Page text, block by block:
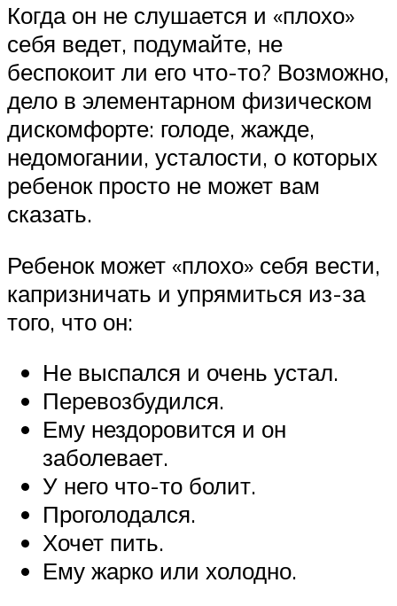
Когда он не слушается и «плохо»
себя ведет, подумайте, не
беспокоит ли его что-то? Возможно,
дело в элементарном физическом
дискомфорте: голоде, жажде,
недомогании, усталости, о которых
ребенок просто не может вам
сказать.
Ребенок может «плохо» себя вести,
капризничать и упрямиться из-за
того, что он:
Не выспался и очень устал.
Перевозбудился.
Ему нездоровится и он
заболевает.
У него что-то болит.
Проголодался.
Хочет пить.
Ему жарко или холодно.